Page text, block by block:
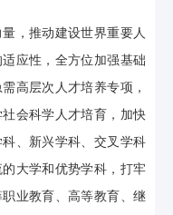
，推动建设世界重要人
应性，全方位加强基础
高层次人才培养专项，
会科学人才培育，加快
、新兴学科、交叉学科
大学和优势学科，打牢
业教育、高等教育、继